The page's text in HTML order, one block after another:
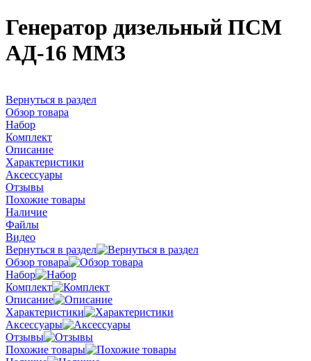
Генератор дизельный ПСМ
АД-16 ММЗ
Вернуться в раздел
Обзор товара
Набор
Комплект
Описание
Характеристики
Аксессуары
Отзывы
Похожие товары
Наличие
Файлы
Видео
Вернуться в раздел
Обзор товара
Набор
Комплект
Описание
Характеристики
Аксессуары
Отзывы
Похожие товары